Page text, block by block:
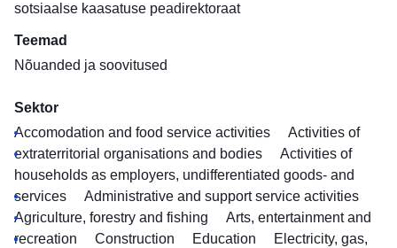
sotsiaalse kaasatuse peadirektoraat
Teemad
Nõuanded ja soovitused
Sektor
Accomodation and food service activities
Activities of
extraterritorial organisations and bodies
Activities of
households as employers, undifferentiated goods- and
services
Administrative and support service activities
Agriculture, forestry and fishing
Arts, entertainment and
recreation
Construction Education
Electricity, gas,